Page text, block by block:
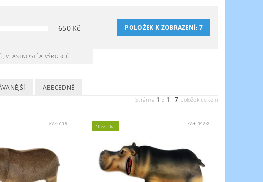
650Kč POLOŽEK K ZOBRAZENÍ:7
VLASTNOSTÍ A VÝROBCŮ
ABECEDNĚ
Stránka 1 z 1 -7 položek celkem
Kód:098 Novinka Kód:098/2